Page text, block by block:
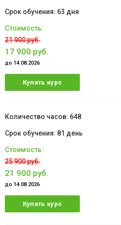
63 дня
21 900 руб.
17 900 руб.
до 14.08.2026
Купить курс
648
81 день
25 900 руб.
21 900 руб.
до 14.08.2026
Купить курс